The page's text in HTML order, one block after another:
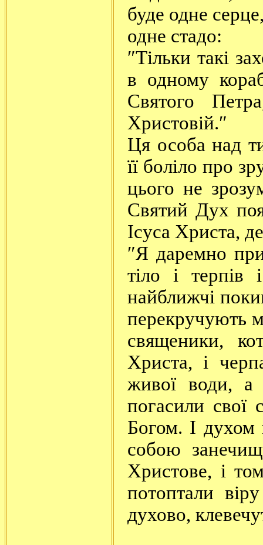
буде одне
одне стадо:
″Тільки такі
в одному
Святого
Христовій.″
Ця особа над
її боліло про
цього не
Святий Дух
Ісуса Христа,
″Я даремно
тіло і
найближчі
перекручують
священики,
Христа, і
живої води, а
погасили свої
Богом. І духом
собою
Христове, і
потоптали
духово,